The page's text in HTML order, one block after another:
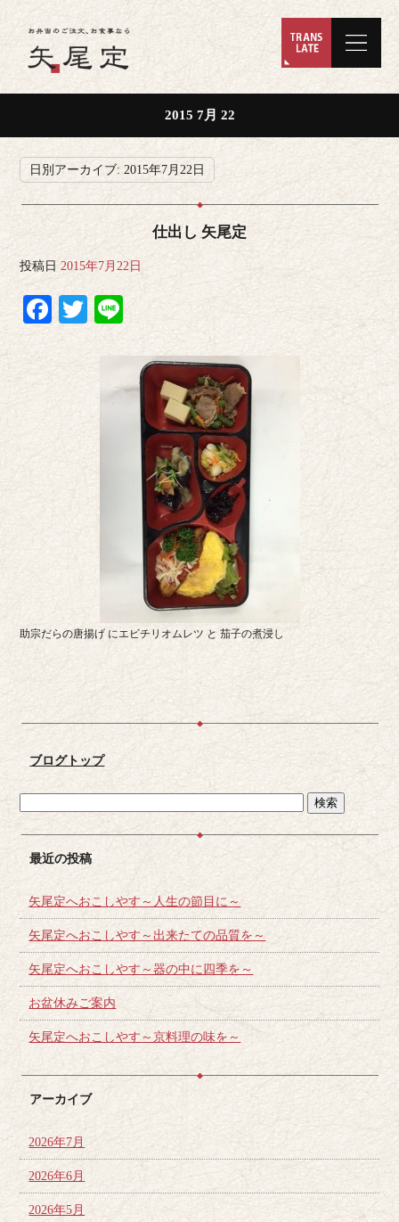
2015 7月 22
日別アーカイブ:2015年7月22日
仕出し 矢尾定
投稿日 2015年7月22日
Facebook
Twitter
助宗だらの唐揚げ にエビチリオムレツ と 茄子の煮浸し
ブログトップ
最近の投稿
矢尾定へおこしやす～人生の節目に～
矢尾定へおこしやす～出来たての品質を～
矢尾定へおこしやす～器の中に四季を～
お盆休みご案内
矢尾定へおこしやす～京料理の味を～
アーカイブ
2026年7月
2026年6月
2026年5月